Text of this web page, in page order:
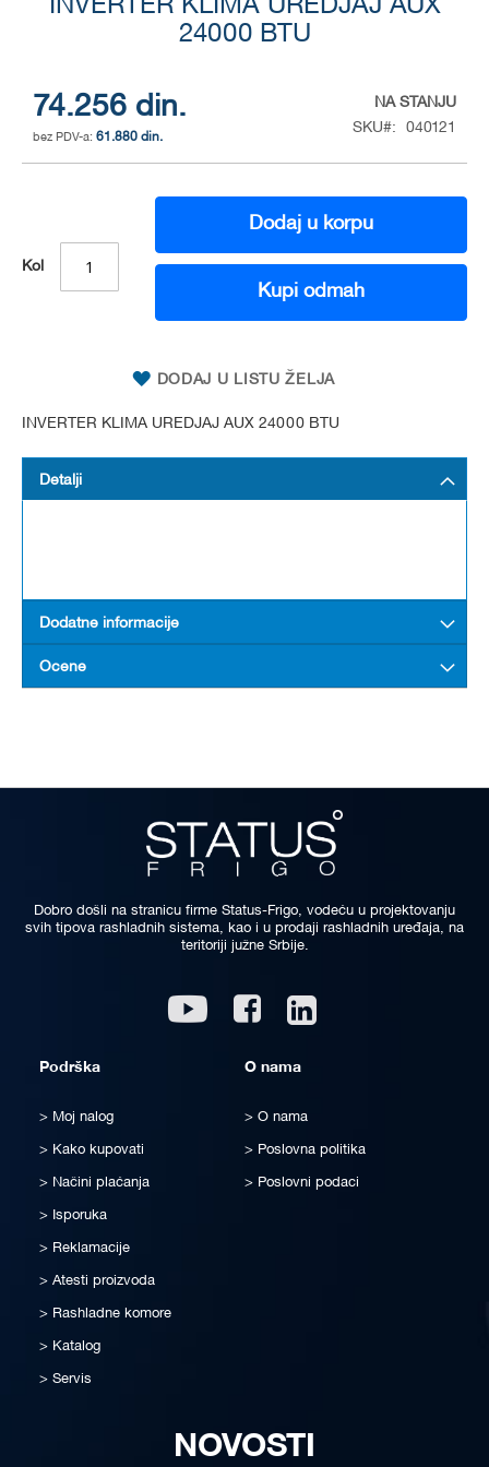
INVERTER KLIMA UREDJAJ AUX
24000 BTU
74.256 din.
61.880 din.
NA STANJU
SKU
040121
Kol
Dodaj u korpu
Kupi odmah
DODAJ U LISTU ŽELJA
INVERTER KLIMA UREDJAJ AUX 24000 BTU
the
images
gallery
Detalji
Dodatne informacije
Ocene
Dobro došli na stranicu firme Status-Frigo, vodeću u projektovanju
svih tipova rashladnih sistema, kao i u prodaji rashladnih uređaja, na
teritoriji južne Srbije.
Youtube Facebook
Podrška
Moj nalog
Kako kupovati
Načini plaćanja
Isporuka
Reklamacije
Atesti proizvoda
Rashladne komore
Katalog
Servis
O nama
O nama
Poslovna politika
Poslovni podaci
NOVOSTI